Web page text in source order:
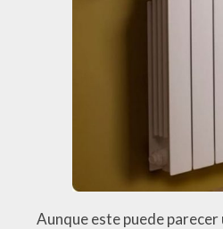
Aunque este puede parecer